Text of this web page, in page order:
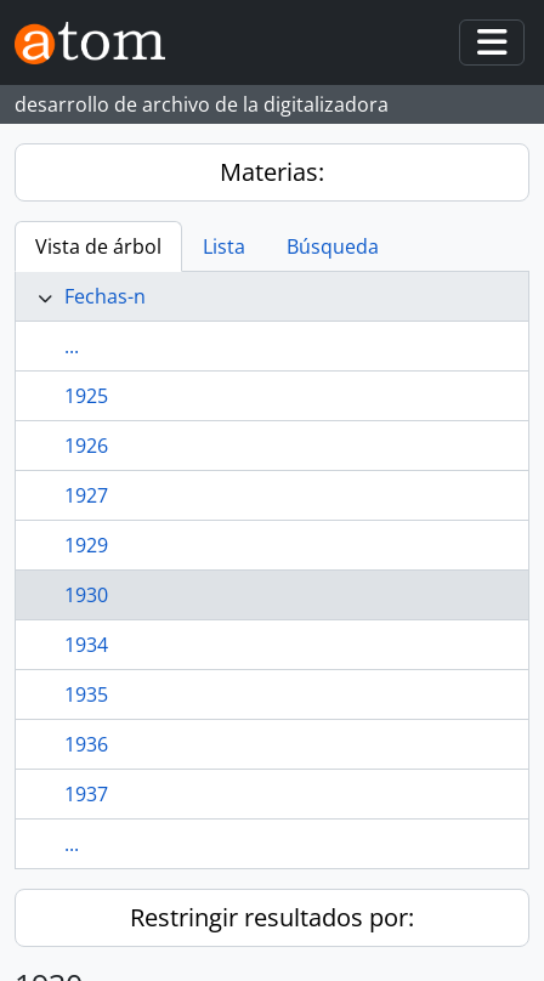
Skip to main content
desarrollo de archivo de la digitalizadora
Materias:
Vista de árbol Lista
Búsqueda
Fechas-n
...
1925
1926
1927
1929
1930
1934
1935
1936
1937
...
Restringir resultados por: